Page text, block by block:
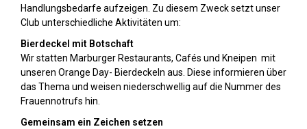
Handlungsbedarfe aufzeigen. Zu diesem Zweck setzt unser
Club unterschiedliche Aktivitäten um:
Bierdeckel mit Botschaft
Wir statten Marburger Restaurants, Cafés und Kneipen mit
unseren Orange Day- Bierdeckeln aus. Diese informieren über
das Thema und weisen niederschwellig auf die Nummer des
Frauennotrufs hin.
Gemeinsam ein Zeichen setzen